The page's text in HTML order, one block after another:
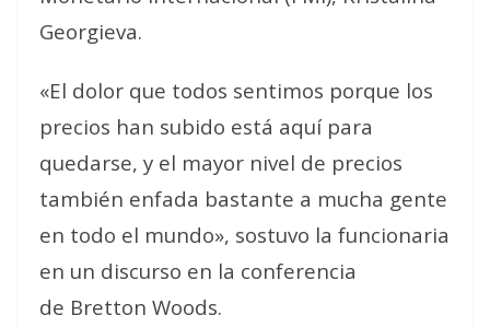
Georgieva.
«El dolor que todos sentimos porque los
precios han subido está aquí para
quedarse, y el mayor nivel de precios
también enfada bastante a mucha gente
en todo el mundo», sostuvo la funcionaria
en un discurso en la conferencia
de Bretton Woods.